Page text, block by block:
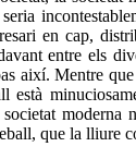
en cap,
entre els
així. Mentre
està
moderna
que la lliure